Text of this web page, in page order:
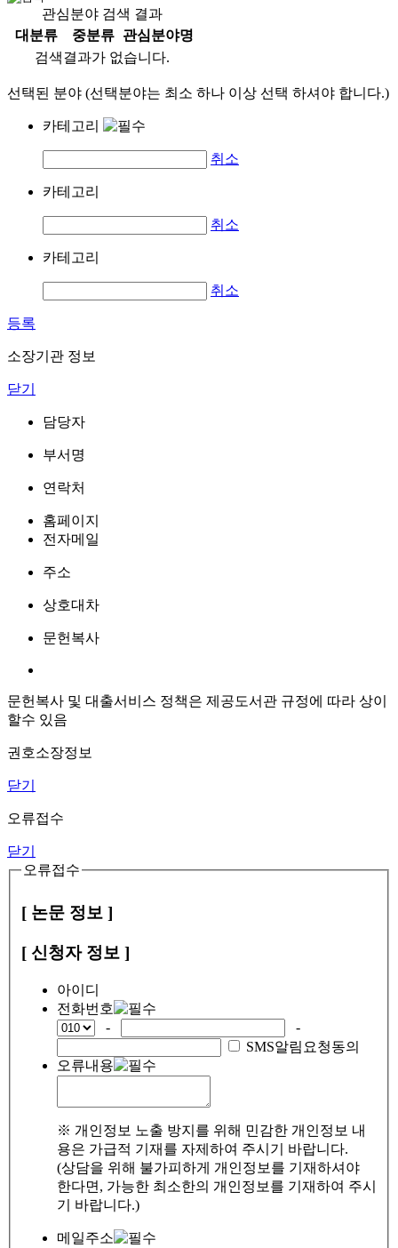
관심분야 검색 결과
대분류
중분류
관심분야명
검색결과가 없습니다.
선택된 분야 (선택분야는 최소 하나 이상 선택 하셔야 합니다.)
카테고리
취소
카테고리
취소
카테고리
취소
등록
소장기관 정보
닫기
담당자
부서명
연락처
홈페이지
전자메일
주소
상호대차
문헌복사
문헌복사 및 대출서비스 정책은 제공도서관 규정에 따라 상이
할수 있음
권호소장정보
닫기
오류접수
닫기
오류접수
[ 논문 정보 ]
[ 신청자 정보 ]
아이디
전화번호
-
-
SMS알림요청동의
오류내용
※ 개인정보 노출 방지를 위해 민감한 개인정보 내
용은 가급적 기재를 자제하여 주시기 바랍니다.
(상담을 위해 불가피하게 개인정보를 기재하셔야
한다면, 가능한 최소한의 개인정보를 기재하여 주시
기 바랍니다.)
메일주소